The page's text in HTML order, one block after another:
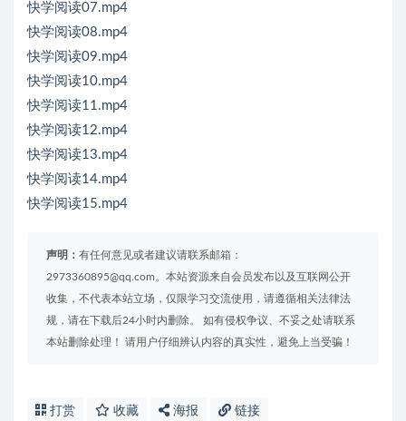
快学阅读07.mp4
快学阅读08.mp4
快学阅读09.mp4
快学阅读10.mp4
快学阅读11.mp4
快学阅读12.mp4
快学阅读13.mp4
快学阅读14.mp4
快学阅读15.mp4
声明： 有任何意见或者建议请联系邮箱：
2973360895@qq.com。本站资源来自会员发布以及互联网公开
收集，不代表本站立场，仅限学习交流使用，请遵循相关法律法
规，请在下载后24小时内删除。 如有侵权争议、不妥之处请联系
本站删除处理！ 请用户仔细辨认内容的真实性，避免上当受骗！
打赏 收藏 海报 链接